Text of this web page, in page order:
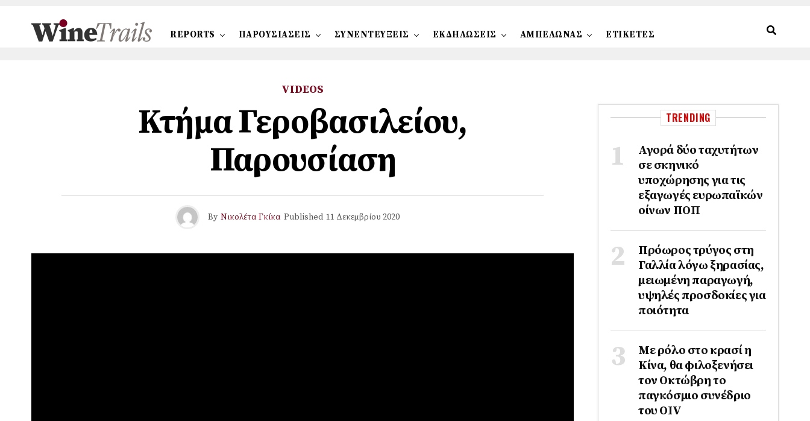
REPORTS ΠΑΡΟΥΣΙΑΣΕΙΣ ΣΥΝΕΝΤΕΥΞΕΙΣ ΕΚΔΗΛΩΣΕΙΣ ΑΜΠΕΛΩΝΑΣ ΕΤΙΚΕΤΕΣ
VIDEOS
Κτήμα Γεροβασιλείου,
Παρουσίαση
By Νικολέτα Γκίκα Published 11 Δεκεμβρίου 2020
TRENDING
Αγορά δύο ταχυτήτων
σε σκηνικό
υποχώρησης για τις
εξαγωγές ευρωπαϊκών
οίνων ΠΟΠ
Πρόωρος τρύγος στη
Γαλλία λόγω ξηρασίας,
μειωμένη παραγωγή,
υψηλές προσδοκίες για
ποιότητα
Με ρόλο στο κρασί η
Κίνα, θα φιλοξενήσει
τον Οκτώβρη το
παγκόσμιο συνέδριο
του ΟΙV